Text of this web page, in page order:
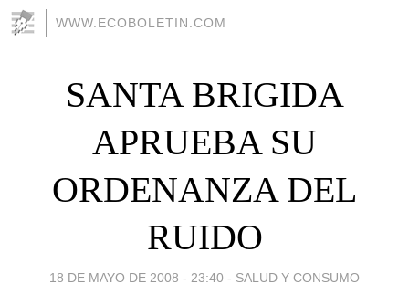
WWW.ECOBOLETIN.COM
SANTA BRIGIDA
APRUEBA SU
ORDENANZA DEL
RUIDO
18 DE MAYO DE 2008 - 23:40 - SALUD Y CONSUMO